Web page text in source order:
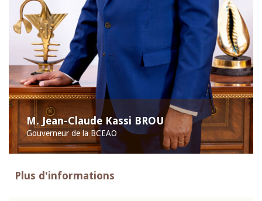
M. Jean-Claude Kassi BROU
Gouverneur de la BCEAO
Plus d'informations